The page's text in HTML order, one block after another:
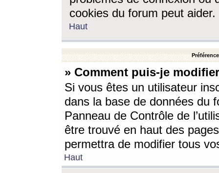
cookies du forum peut aider.
Haut
» Comment puis-je
Si vous êtes un utilisateur
dans la base de données du
Panneau de Contrôle de
être trouvé en haut des
permettra de modifier tous
Haut